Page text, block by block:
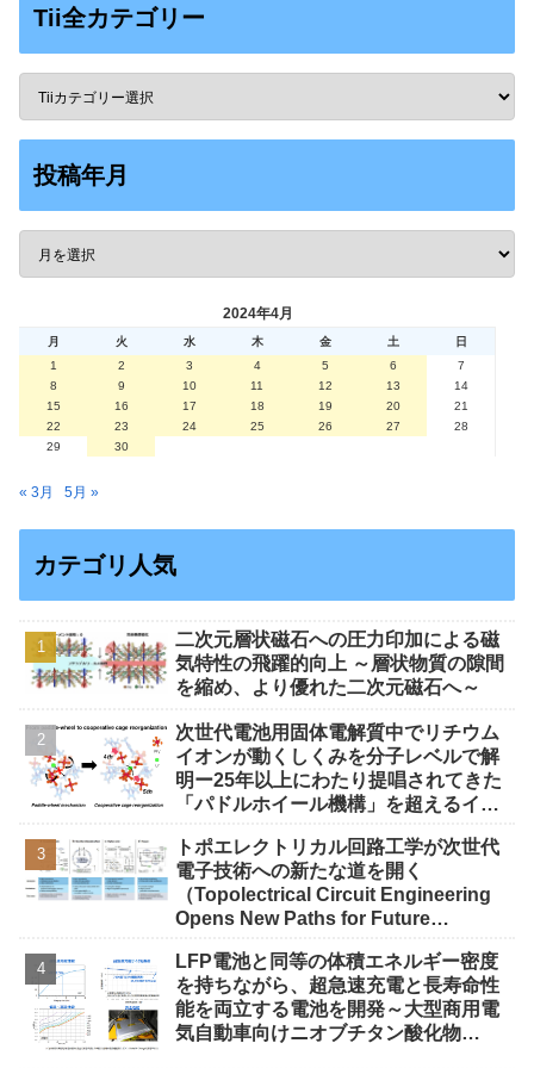
Tii全カテゴリー
投稿年月
2024年4月
月 火 水 木 金 土
日
1
2 3 4 5 6
7
8
9 10 11 12 13
14
15
16 17 18 19 20
21
22
23 24 25 26 27
28
29
30
« 3月 5月 »
カテゴリ人気
二次元層状磁石への圧力印加による磁
気特性の飛躍的向上 ～層状物質の隙間
を縮め、より優れた二次元磁石へ～
次世代電池用固体電解質中でリチウム
イオンが動くしくみを分子レベルで解
明ー25年以上にわたり提唱されてきた
「パドルホイール機構」を超えるイオ
トポエレクトリカル回路工学が次世代
電子技術への新たな道を開く
（Topolectrical Circuit Engineering
Opens New Paths for Future
LFP電池と同等の体積エネルギー密度
を持ちながら、超急速充電と長寿命性
能を両立する電池を開発～大型商用電
気自動車向けニオブチタン酸化物